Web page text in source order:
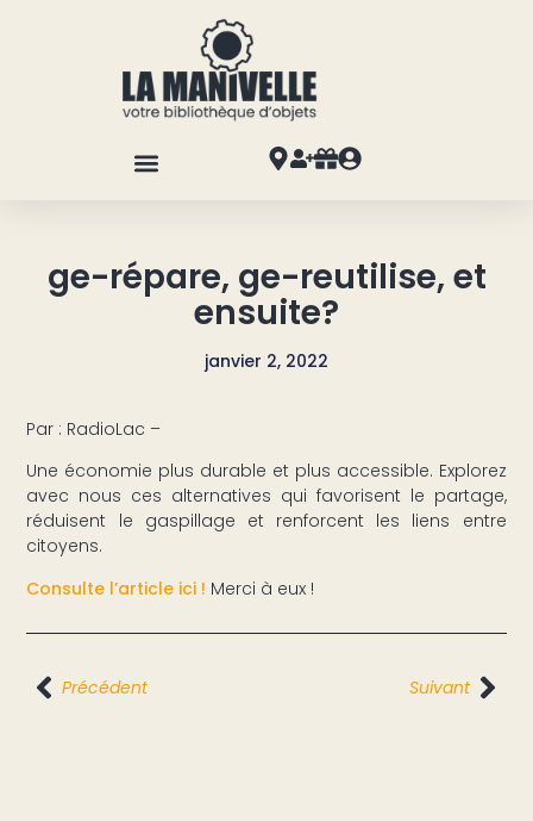
ge-répare, ge-reutilise, et
ensuite?
janvier 2, 2022
Par : RadioLac –
Une économie plus durable et plus accessible. Explorez
avec nous ces alternatives qui favorisent le partage,
réduisent le gaspillage et renforcent les liens entre
citoyens.
Consulte l’article ici ! Merci à eux !
Précédent Suivant